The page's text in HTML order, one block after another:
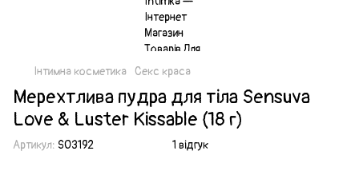
Інтимна косметика Секс краса
Мерехтлива пудра для тіла Sensuva
Love & Luster Kissable (18 г)
Артикул: SO3192 1 відгук